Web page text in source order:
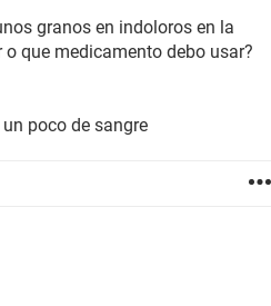
granos en indoloros en la
que medicamento debo usar?
poco de sangre